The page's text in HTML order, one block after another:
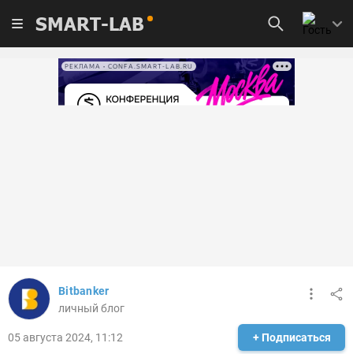
SMART-LAB
РЕКЛАМА • CONFA.SMART-LAB.RU
Bitbanker
личный блог
05 августа 2024, 11:12 + Подписаться